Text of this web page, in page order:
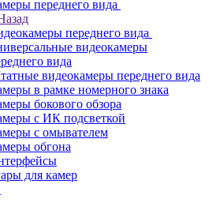
переднего вида
переднего вида
видеокамеры
вида
видеокамеры переднего вида
в рамке номерного знака
бокового обзора
с ИК подсветкой
с омывателем
обгона
для камер